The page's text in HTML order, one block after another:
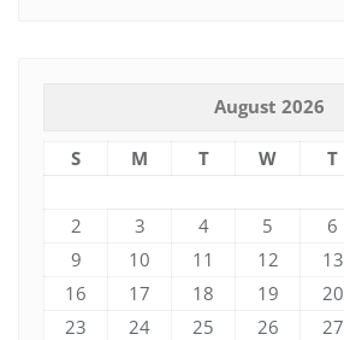
August 2026
S M T W T
2
3 4 5 6
9
10 11 12 13
16
17 18 19 20
23
24 25 26 27